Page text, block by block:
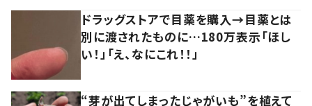
ドラッグストアで目薬を購入→目薬とは
別に渡されたものに…180万表示「ほし
い！」「え、なにこれ！！」
“芽が出てしまったじゃがいも”を植えて